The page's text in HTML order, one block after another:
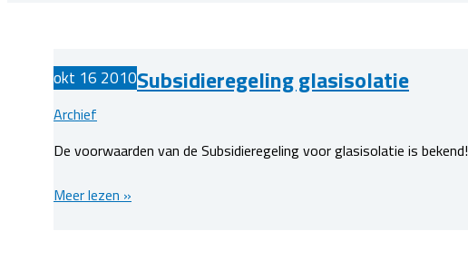
okt 16 2010Subsidieregeling glasisolatie
Archief
De voorwaarden van de Subsidieregeling voor glasisolatie is bekend!
Subsidieregeling
Meer lezen »